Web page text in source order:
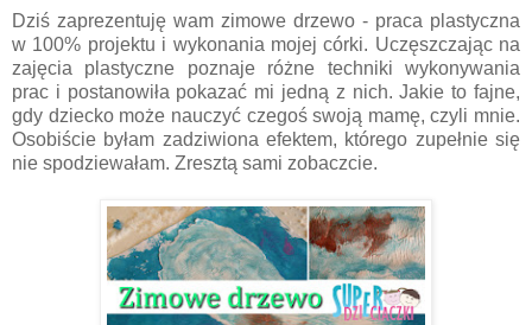
Dziś zaprezentuję wam zimowe drzewo - praca plastyczna
w 100% projektu i wykonania mojej córki. Uczęszczając na
zajęcia plastyczne poznaje różne techniki wykonywania
prac i postanowiła pokazać mi jedną z nich. Jakie to fajne,
gdy dziecko może nauczyć czegoś swoją mamę, czyli mnie.
Osobiście byłam zadziwiona efektem, którego zupełnie się
nie spodziewałam. Zresztą sami zobaczcie.